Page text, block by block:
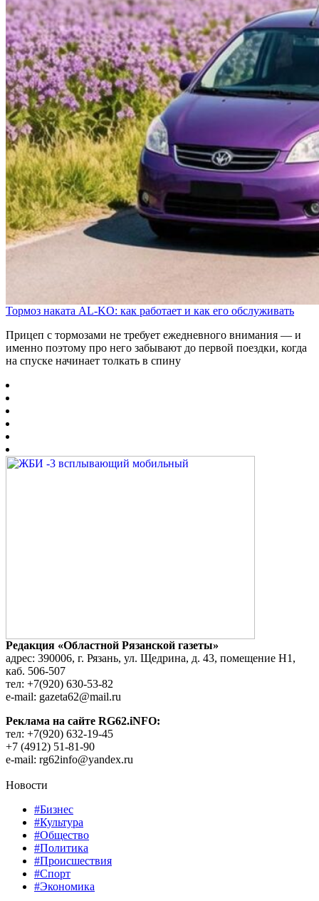
Тормоз наката AL-KO: как работает и как его обслуживать
Прицеп с тормозами не требует ежедневного внимания — и
именно поэтому про него забывают до первой поездки, когда
на спуске начинает толкать в спину
Редакция «Областной Рязанской газеты»
адрес: 390006, г. Рязань, ул. Щедрина, д. 43, помещение Н1,
каб. 506-507
тел: +7(920) 630-53-82
e-mail: gazeta62@mail.ru
Реклама на сайте RG62.iNFO:
тел: +7(920) 632-19-45
+7 (4912) 51-81-90
e-mail: rg62info@yandex.ru
Новости
#Бизнес
#Культура
#Общество
#Политика
#Происшествия
#Спорт
#Экономика